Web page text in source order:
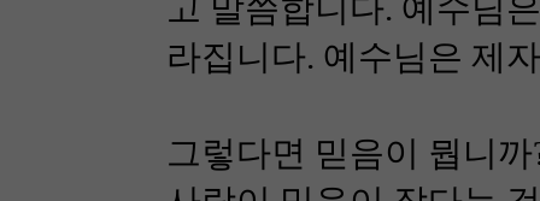
고 말씀합니다. 예수님
라집니다. 예수님은 제
그렇다면 믿음이 뭡니